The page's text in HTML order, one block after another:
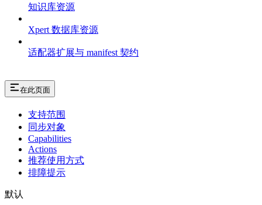
知识库资源
Xpert 数据库资源
适配器扩展与 manifest 契约
在此页面
支持范围
同步对象
Capabilities
Actions
推荐使用方式
排障提示
默认